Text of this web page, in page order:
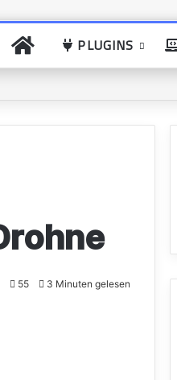
PLUGINS
55 3 Minuten gelesen